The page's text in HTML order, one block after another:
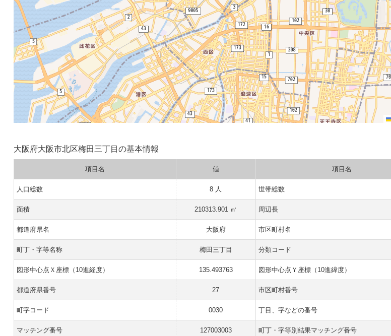
大阪府大阪市北区梅田三丁目の基本情報
項目名 値 項目名
人口総数 8 人 世帯総数
面積 210313.901 ㎡ 周辺長
都道府県名 大阪府 市区町村名
町丁・字等名称 梅田三丁目 分類コード
図形中心点Ｘ座標（10進経度） 135.493763 図形中心点Ｙ座標（10進緯度）
都道府県番号 27 市区町村番号
町字コード 0030 丁目、字などの番号
マッチング番号 127003003 町丁・字等別結果マッチング番号